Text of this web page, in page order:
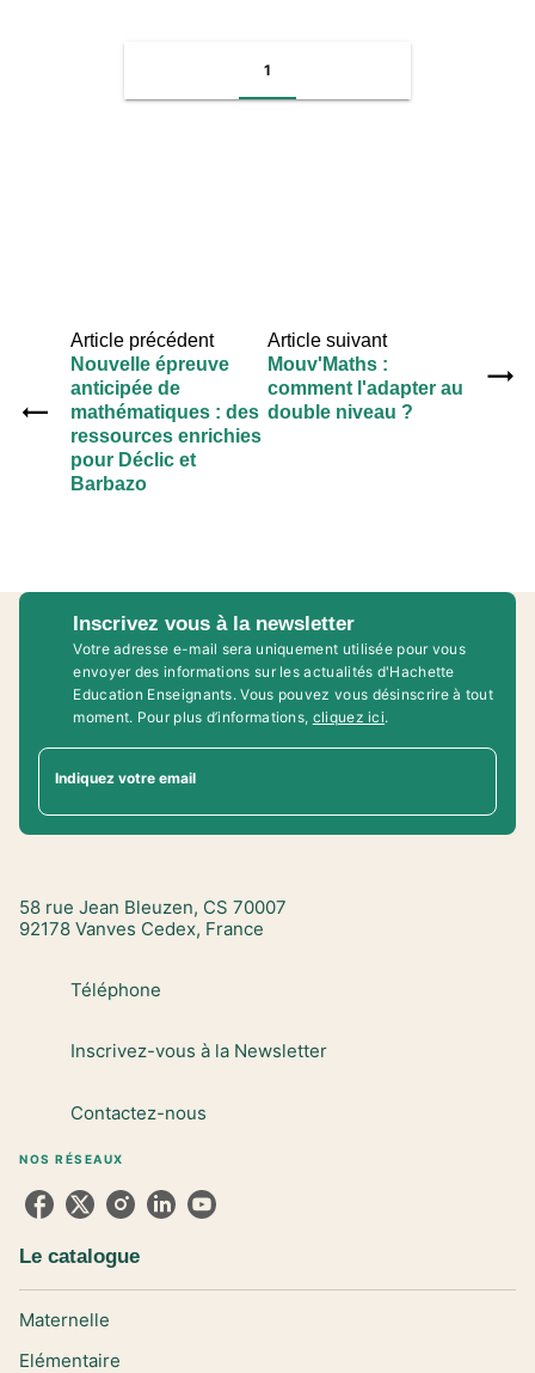
1
Article précédent
Nouvelle épreuve
anticipée de
mathématiques : des
ressources enrichies
pour Déclic et
Barbazo
Article suivant
Mouv'Maths :
comment l'adapter au
double niveau ?
Inscrivez vous à la newsletter
Votre adresse e-mail sera uniquement utilisée pour vous
envoyer des informations sur les actualités d'Hachette
Education Enseignants. Vous pouvez vous désinscrire à tout
moment. Pour plus d’informations, cliquez ici.
Indiquez votre email
58 rue Jean Bleuzen, CS 70007
92178 Vanves Cedex, France
Téléphone
Inscrivez-vous à la Newsletter
Contactez-nous
NOS RÉSEAUX
Le catalogue
Maternelle
Elémentaire